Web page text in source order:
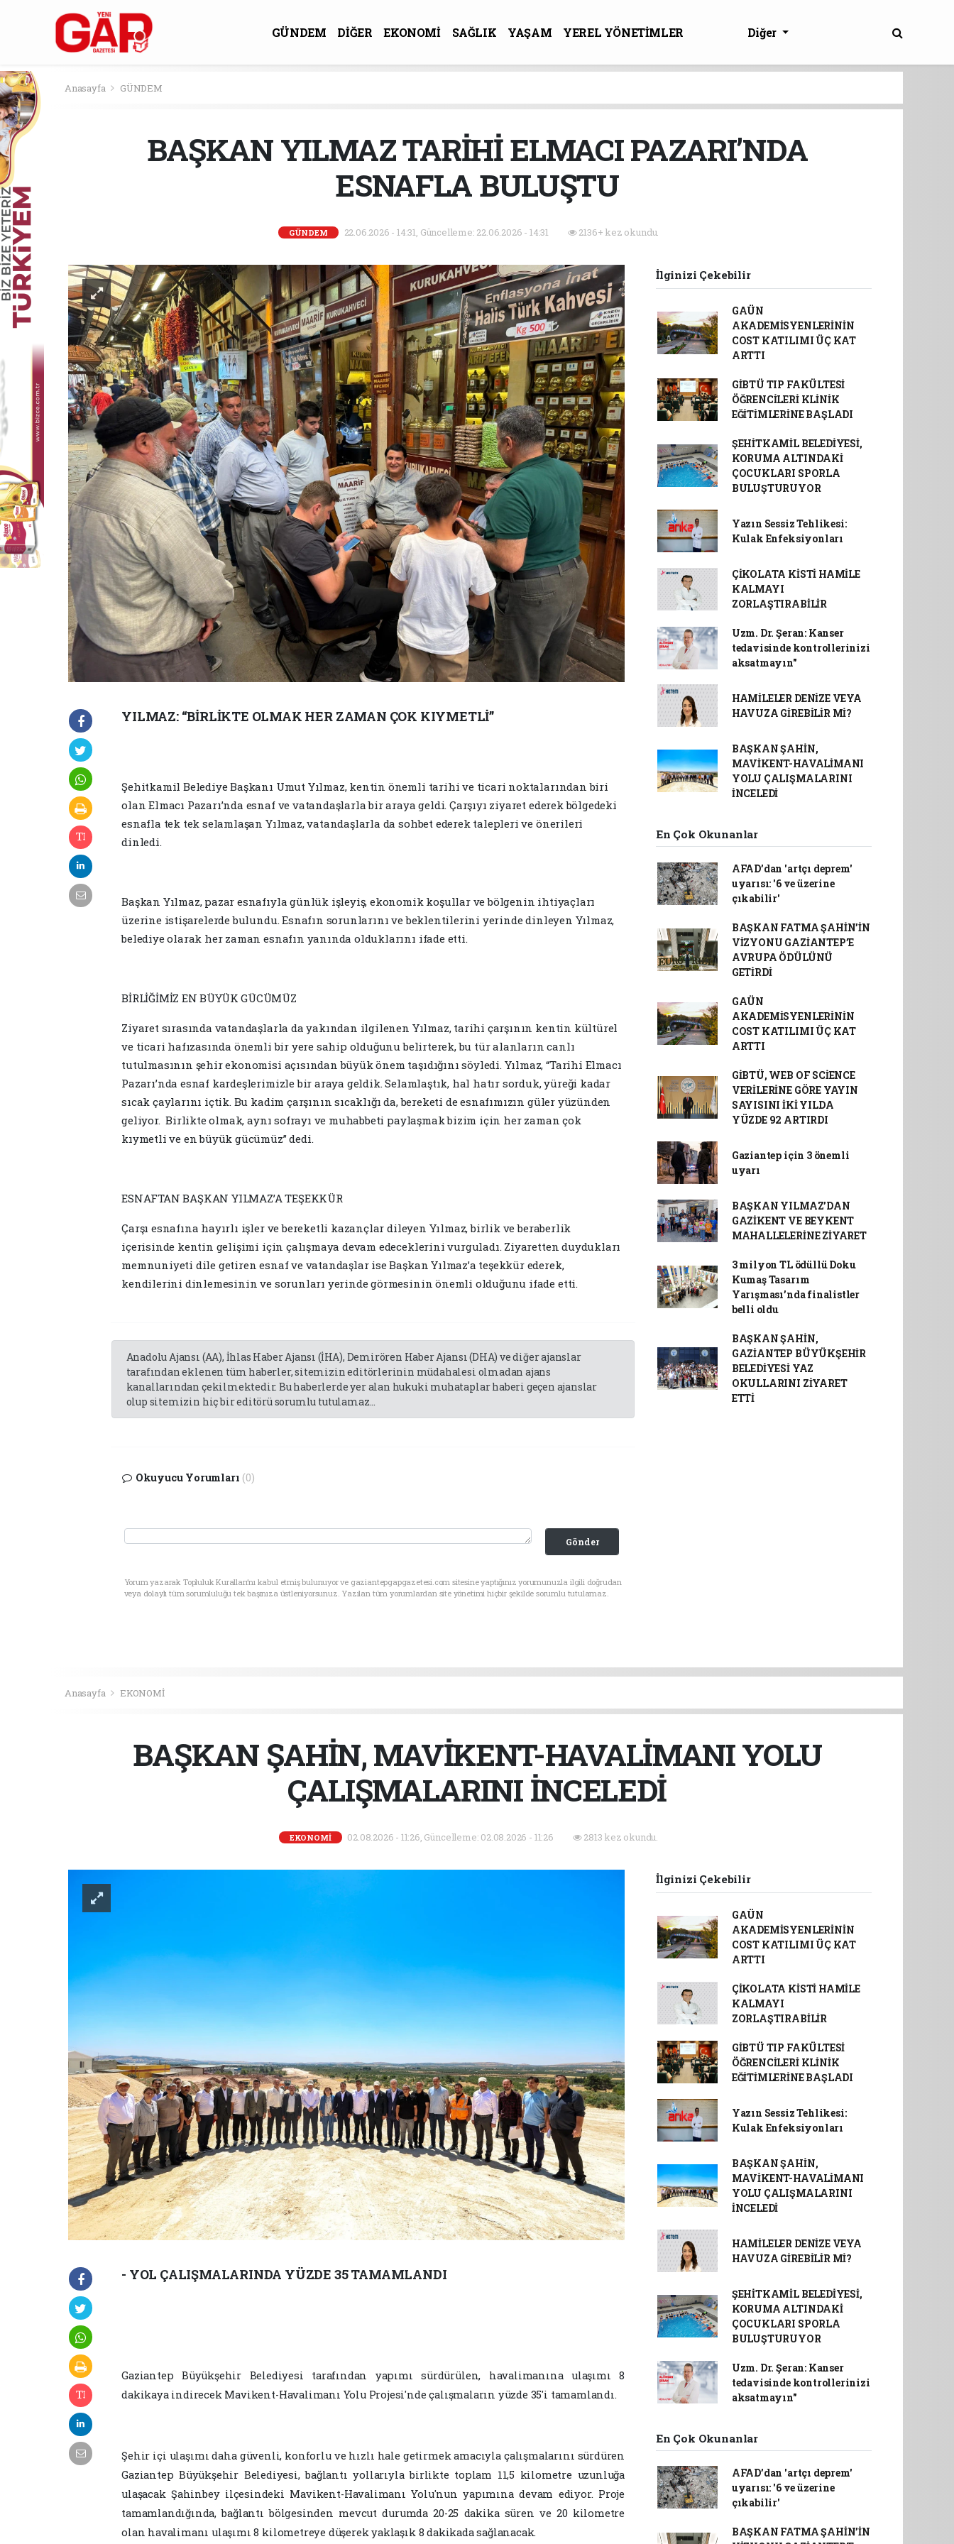
GÜNDEM DİĞER EKONOMİ SAĞLIK YAŞAM
YEREL YÖNETİMLER
Diğer
Anasayfa GÜNDEM
BAŞKAN YILMAZ TARİHİ ELMACI PAZARI’NDA
ESNAFLA BULUŞTU
GÜNDEM 22.06.2026 - 14:31, Güncelleme: 22.06.2026 - 14:31 2136+ kez okundu.
YILMAZ: “BİRLİKTE OLMAK HER ZAMAN ÇOK KIYMETLİ”
Şehitkamil Belediye Başkanı Umut Yılmaz, kentin önemli tarihi ve ticari noktalarından biri
olan Elmacı Pazarı’nda esnaf ve vatandaşlarla bir araya geldi. Çarşıyı ziyaret ederek bölgedeki
esnafla tek tek selamlaşan Yılmaz, vatandaşlarla da sohbet ederek talepleri ve önerileri
dinledi.
Başkan Yılmaz, pazar esnafıyla günlük işleyiş, ekonomik koşullar ve bölgenin ihtiyaçları
üzerine istişarelerde bulundu. Esnafın sorunlarını ve beklentilerini yerinde dinleyen Yılmaz,
belediye olarak her zaman esnafın yanında olduklarını ifade etti.
BİRLİĞİMİZ EN BÜYÜK GÜCÜMÜZ
Ziyaret sırasında vatandaşlarla da yakından ilgilenen Yılmaz, tarihi çarşının kentin kültürel
ve ticari hafızasında önemli bir yere sahip olduğunu belirterek, bu tür alanların canlı
tutulmasının şehir ekonomisi açısından büyük önem taşıdığını söyledi. Yılmaz, “Tarihi Elmacı
Pazarı’nda esnaf kardeşlerimizle bir araya geldik. Selamlaştık, hal hatır sorduk, yüreği kadar
sıcak çaylarını içtik. Bu kadim çarşının sıcaklığı da, bereketi de esnafımızın güler yüzünden
geliyor. Birlikte olmak, aynı sofrayı ve muhabbeti paylaşmak bizim için her zaman çok
kıymetli ve en büyük gücümüz” dedi.
ESNAFTAN BAŞKAN YILMAZ’A TEŞEKKÜR
Çarşı esnafına hayırlı işler ve bereketli kazançlar dileyen Yılmaz, birlik ve beraberlik
içerisinde kentin gelişimi için çalışmaya devam edeceklerini vurguladı. Ziyaretten duydukları
memnuniyeti dile getiren esnaf ve vatandaşlar ise Başkan Yılmaz’a teşekkür ederek,
kendilerini dinlemesinin ve sorunları yerinde görmesinin önemli olduğunu ifade etti.
Anadolu Ajansı (AA), İhlas Haber Ajansı (İHA), Demirören Haber Ajansı (DHA) ve diğer ajanslar
tarafından eklenen tüm haberler, sitemizin editörlerinin müdahalesi olmadan ajans
kanallarından çekilmektedir. Bu haberlerde yer alan hukuki muhataplar haberi geçen ajanslar
olup sitemizin hiç bir editörü sorumlu tutulamaz...
Okuyucu Yorumları (0)
Gönder
Yorum yazarak Topluluk Kuralları’nı kabul etmiş bulunuyor ve gaziantepgapgazetesi.com sitesine yaptığınız yorumunuzla ilgili doğrudan
veya dolaylı tüm sorumluluğu tek başınıza üstleniyorsunuz. Yazılan tüm yorumlardan site yönetimi hiçbir şekilde sorumlu tutulamaz.
İlginizi Çekebilir
GAÜN
AKADEMİSYENLERİNİN
COST KATILIMI ÜÇ KAT
ARTTI
GİBTÜ TIP FAKÜLTESİ
ÖĞRENCİLERİ KLİNİK
EĞİTİMLERİNE BAŞLADI
ŞEHİTKAMİL BELEDİYESİ,
KORUMA ALTINDAKİ
ÇOCUKLARI SPORLA
BULUŞTURUYOR
Yazın Sessiz Tehlikesi:
Kulak Enfeksiyonları
ÇİKOLATA KİSTİ HAMİLE
KALMAYI
ZORLAŞTIRABİLİR
Uzm. Dr. Şeran: Kanser
tedavisinde kontrollerinizi
aksatmayın"
HAMİLELER DENİZE VEYA
HAVUZA GİREBİLİR Mİ?
BAŞKAN ŞAHİN,
MAVİKENT-HAVALİMANI
YOLU ÇALIŞMALARINI
İNCELEDİ
En Çok Okunanlar
AFAD’dan 'artçı deprem'
uyarısı: '6 ve üzerine
çıkabilir'
BAŞKAN FATMA ŞAHİN’İN
VİZYONU GAZİANTEP’E
AVRUPA ÖDÜLÜNÜ
GETİRDİ
GAÜN
AKADEMİSYENLERİNİN
COST KATILIMI ÜÇ KAT
ARTTI
GİBTÜ, WEB OF SCİENCE
VERİLERİNE GÖRE YAYIN
SAYISINI İKİ YILDA
YÜZDE 92 ARTIRDI
Gaziantep için 3 önemli
uyarı
BAŞKAN YILMAZ’DAN
GAZİKENT VE BEYKENT
MAHALLELERİNE ZİYARET
3 milyon TL ödüllü Doku
Kumaş Tasarım
Yarışması’nda finalistler
belli oldu
BAŞKAN ŞAHİN,
GAZİANTEP BÜYÜKŞEHİR
BELEDİYESİ YAZ
OKULLARINI ZİYARET
ETTİ
Anasayfa EKONOMİ
BAŞKAN ŞAHİN, MAVİKENT-HAVALİMANI YOLU
ÇALIŞMALARINI İNCELEDİ
EKONOMİ 02.08.2026 - 11:26, Güncelleme: 02.08.2026 - 11:26 2813 kez okundu.
- YOL ÇALIŞMALARINDA YÜZDE 35 TAMAMLANDI
Gaziantep Büyükşehir Belediyesi tarafından yapımı sürdürülen, havalimanına ulaşımı 8
dakikaya indirecek Mavikent-Havalimanı Yolu Projesi'nde çalışmaların yüzde 35'i tamamlandı.
Şehir içi ulaşımı daha güvenli, konforlu ve hızlı hale getirmek amacıyla çalışmalarını sürdüren
Gaziantep Büyükşehir Belediyesi, bağlantı yollarıyla birlikte toplam 11,5 kilometre uzunluğa
ulaşacak Şahinbey ilçesindeki Mavikent-Havalimanı Yolu'nun yapımına devam ediyor. Proje
tamamlandığında, bağlantı bölgesinden mevcut durumda 20-25 dakika süren ve 20 kilometre
olan havalimanı ulaşımı 8 kilometreye düşerek yaklaşık 8 dakikada sağlanacak.
İlginizi Çekebilir
GAÜN
AKADEMİSYENLERİNİN
COST KATILIMI ÜÇ KAT
ARTTI
ÇİKOLATA KİSTİ HAMİLE
KALMAYI
ZORLAŞTIRABİLİR
GİBTÜ TIP FAKÜLTESİ
ÖĞRENCİLERİ KLİNİK
EĞİTİMLERİNE BAŞLADI
Yazın Sessiz Tehlikesi:
Kulak Enfeksiyonları
BAŞKAN ŞAHİN,
MAVİKENT-HAVALİMANI
YOLU ÇALIŞMALARINI
İNCELEDİ
HAMİLELER DENİZE VEYA
HAVUZA GİREBİLİR Mİ?
ŞEHİTKAMİL BELEDİYESİ,
KORUMA ALTINDAKİ
ÇOCUKLARI SPORLA
BULUŞTURUYOR
Uzm. Dr. Şeran: Kanser
tedavisinde kontrollerinizi
aksatmayın"
En Çok Okunanlar
AFAD’dan 'artçı deprem'
uyarısı: '6 ve üzerine
çıkabilir'
BAŞKAN FATMA ŞAHİN’İN